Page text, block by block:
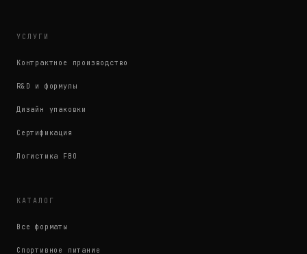
УСЛУГИ
Контрактное производство
R&D и формулы
Дизайн упаковки
Сертификация
Логистика FBO
КАТАЛОГ
Все форматы
Спортивное питание